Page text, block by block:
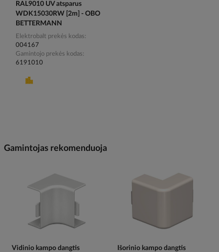
RAL9010 UV atsparus
WDK15030RW [2m] - OBO
BETTERMANN
Elektrobalt prekės kodas
004167
Gamintojo prekės kodas
6191010
Gamintojas rekomenduoja
Vidinio kampo dangtis
Išorinio kampo dangtis